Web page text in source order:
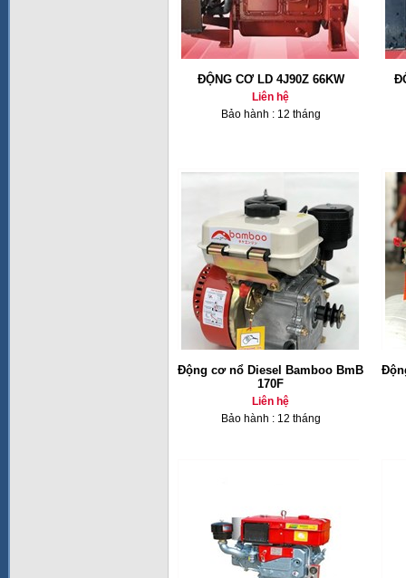
ĐỘNG CƠ LD 4J90Z 66KW
Liên hệ
Bảo hành : 12 tháng
Động cơ nổ Diesel Bamboo BmB
170F
Liên hệ
Bảo hành : 12 tháng